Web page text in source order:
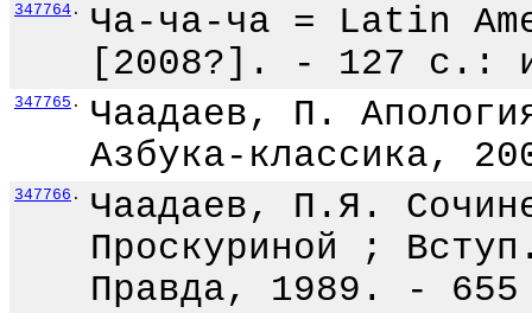
347764 .
Ча-ча-ча = Latin
[2008?]. - 127 с.:
347765 .
Чаадаев, П.
Азбука-классика,
347766 .
Чаадаев, П.Я.
Проскуриной ;
Правда, 1989. -